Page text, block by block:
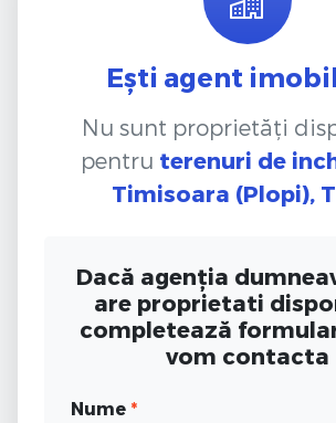
Ești agent
Nu sunt proprietăți
pentru terenuri de
Timisoara (Plopi),
Dacă agenția
are proprietati
completează
vom contacta
Nume *